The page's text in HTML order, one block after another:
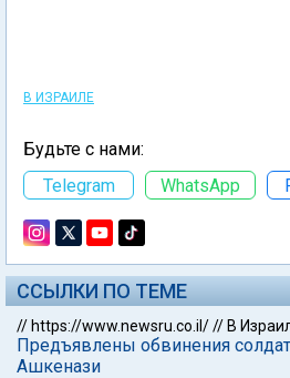
В ИЗРАИЛЕ
Будьте с нами:
Telegram
WhatsApp
ССЫЛКИ ПО ТЕМЕ
// https://www.newsru.co.il/// В
Предъявлены обвинения
Ашкенази